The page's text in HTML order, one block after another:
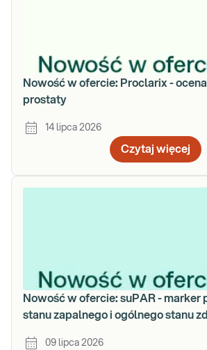
Nowość w ofercie: Proclarix -
prostaty
14 lipca 2026
Czytaj więcej
Nowość w ofercie: suPAR - marker
stanu zapalnego i ogólnego stanu
09 lipca 2026